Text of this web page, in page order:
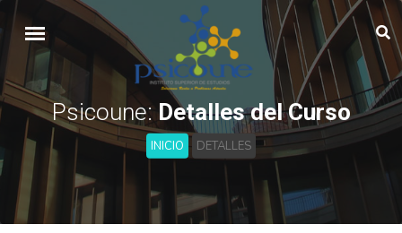
Psicoune:Detalles del Curso
INICIO DETALLES